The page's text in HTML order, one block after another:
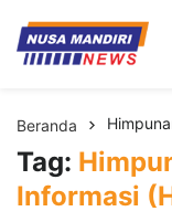
Kampus
Universitas Nusa
Beranda
Tag:
Informasi